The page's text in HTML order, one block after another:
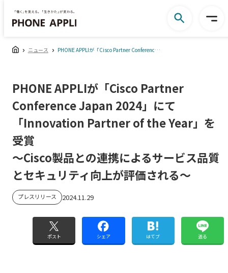
ニュース PHONE APPLIが「Cisco Partner Conference Japan 2024」にて 「Innovation Partner of the Year」を受賞 ～Cisco製品との連携によるサービス品質とセキュリティ向上が評価される～
PHONE APPLIが「Cisco Partner
Conference Japan 2024」にて
「Innovation Partner of the Year」を
受賞
～Cisco製品との連携によるサービス品質
とセキュリティ向上が評価される～
プレスリリース 2024.11.29
ポスト シェア はてブ 送る